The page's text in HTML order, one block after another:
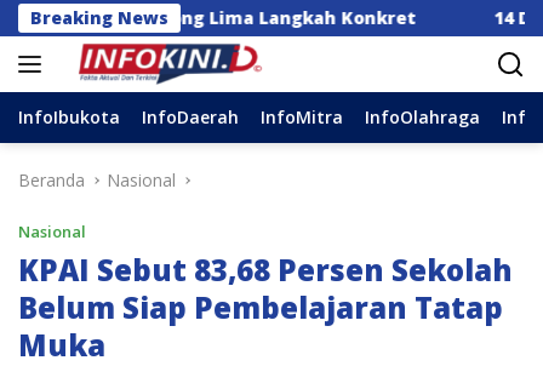
Langsung
ke
konten
Breaking News
Dorong Lima Langkah Konkret 14 DPC Terima
InfoIbukota InfoDaerah InfoMitra InfoOlahraga
Beranda Nasional
Nasional
KPAI Sebut 83,68 Persen Sekolah
Belum Siap Pembelajaran Tatap
Muka